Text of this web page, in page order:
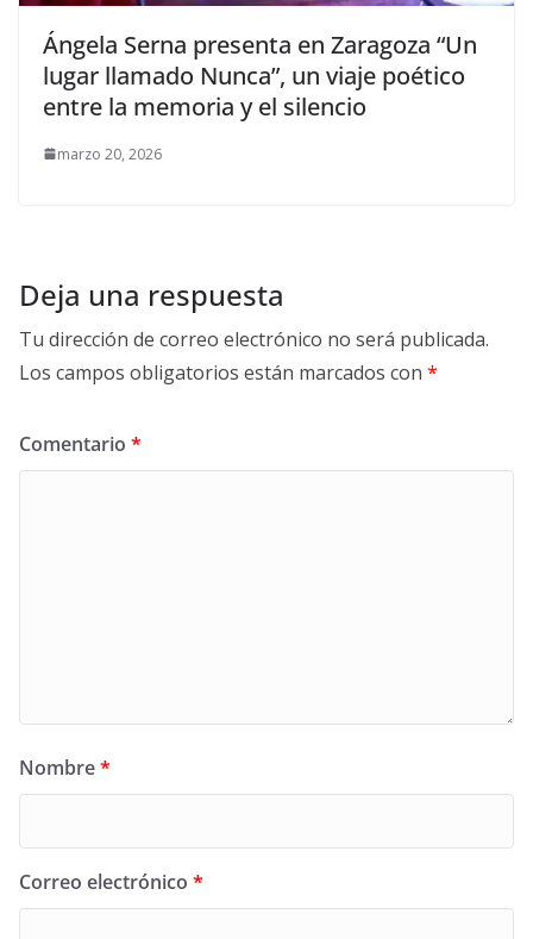
Ángela Serna presenta en Zaragoza “Un
lugar llamado Nunca”, un viaje poético
entre la memoria y el silencio
marzo 20, 2026
Deja una respuesta
Tu dirección de correo electrónico no será publicada.
Los campos obligatorios están marcados con *
Comentario *
Nombre*
Correo electrónico *